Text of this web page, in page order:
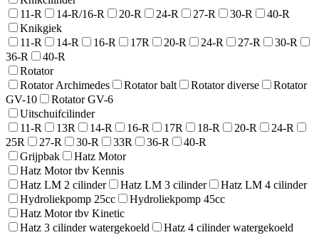
11-R
14-R/16-R 20-R 24-R 27-R 30-R
40-R
Knikgiek
11-R
14-R 16-R 17R 20-R 24-R 27-R
30-R
36-R
40-R
Rotator
Rotator Archimedes
Rotator balt Rotator diverse
Rotator
GV-10
Rotator GV-6
Uitschuifcilinder
11-R
13R 14-R 16-R 17R 18-R 20-R
24-R
25R
27-R 30-R 33R 36-R
40-R
Grijpbak
Hatz Motor
Hatz Motor tbv Kennis
Hatz LM 2 cilinder
Hatz LM 3 cilinder
Hatz LM 4 cilinder
Hydroliekpomp 25cc
Hydroliekpomp 45cc
Hatz Motor tbv Kinetic
Hatz 3 cilinder watergekoeld
Hatz 4 cilinder watergekoeld